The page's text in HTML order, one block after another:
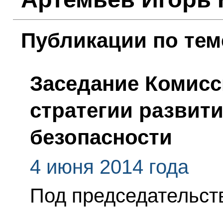
Публикации по
Заседание
стратегии
безопасности
4 июня 2014 года
Под